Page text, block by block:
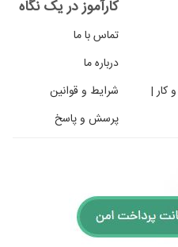
کار |
کارآموز در یک نگاه
تماس با ما
درباره ما
شرایط و قوانین
پرسش و پاسخ